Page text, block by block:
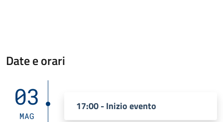
Date e orari
03
MAG
17:00 - Inizio evento